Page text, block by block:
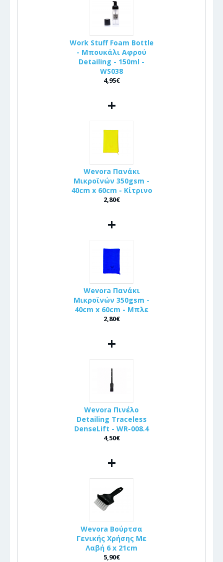
Work Stuff Foam Bottle
- Μπουκάλι Αφρού
Detailing - 150ml -
WS038
4,95€
+
Wevora Πανάκι
Μικροϊνών 350gsm -
40cm x 60cm - Κίτρινο
2,80€
+
Wevora Πανάκι
Μικροϊνών 350gsm -
40cm x 60cm - Μπλε
2,80€
+
Wevora Πινέλo
Detailing Traceless
DenseLift - WR-008.4
4,50€
+
Wevora Βούρτσα
Γενικής Χρήσης Με
Λαβή 6 x 21cm
5,90€